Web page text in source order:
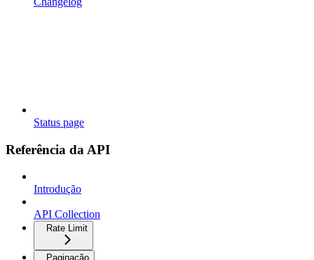
Status page
Referência da API
Introdução
API Collection
Rate Limit
Paginação